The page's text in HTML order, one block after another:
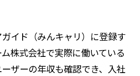
イド（みんキャリ）に登録す
株式会社で実際に働いている
ザーの年収も確認でき、入社